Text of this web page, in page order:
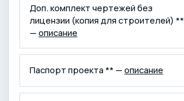
Доп. комплект чертежей без
лицензии (копия для строителей) **
— описание
Паспорт проекта ** — описание